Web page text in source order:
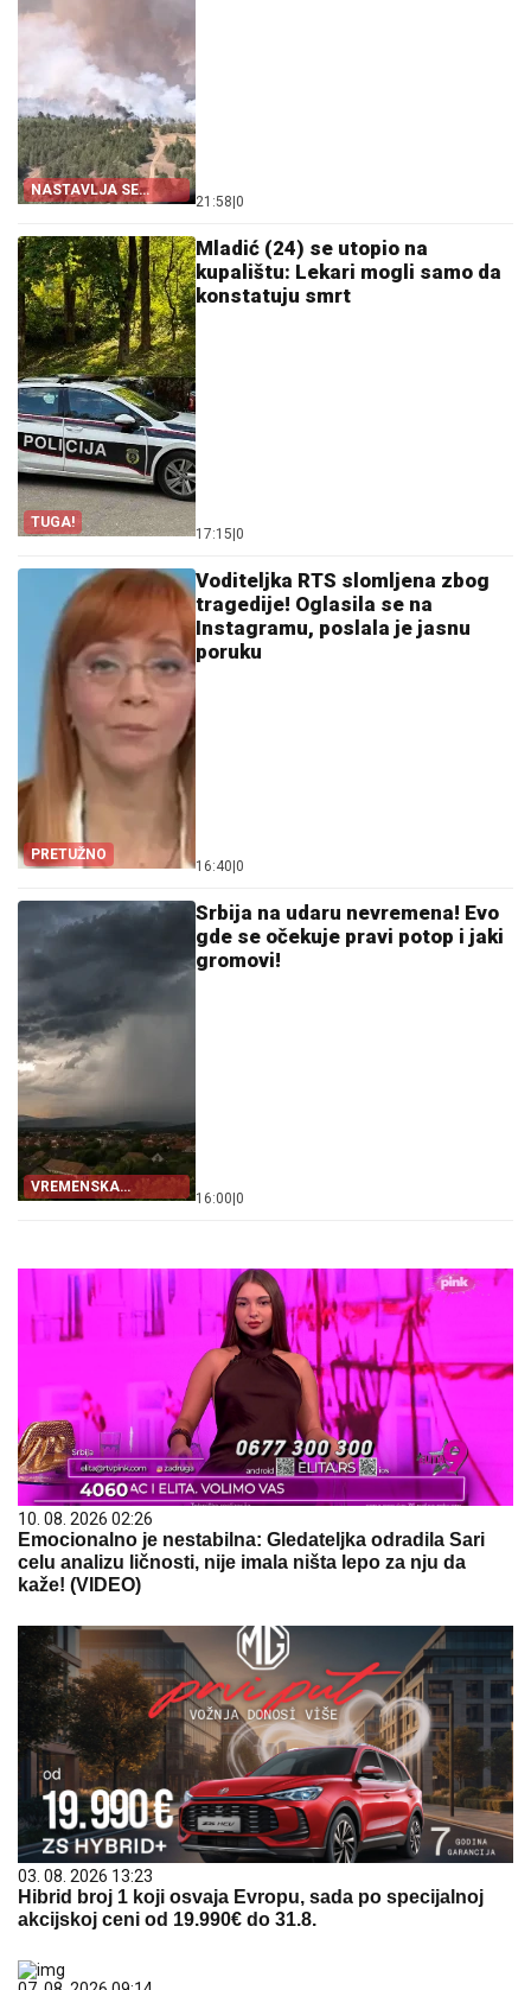
NASTAVLJA SE
BORBA
21:58 0
TUGA!
Mladić (24) se utopio na
kupalištu: Lekari mogli samo da
konstatuju smrt
17:15 0
PRETUŽNO
Voditeljka RTS slomljena zbog
tragedije! Oglasila se na
Instagramu, poslala je jasnu
poruku
16:40 0
VREMENSKA
PROGNOZA
Srbija na udaru nevremena! Evo
gde se očekuje pravi potop i jaki
gromovi!
16:00 0
10. 08. 2026 02:26
Emocionalno je nestabilna: Gledateljka odradila Sari
celu analizu ličnosti, nije imala ništa lepo za nju da
kaže! (VIDEO)
03. 08. 2026 13:23
Hibrid broj 1 koji osvaja Evropu, sada po specijalnoj
akcijskoj ceni od 19.990€ do 31.8.